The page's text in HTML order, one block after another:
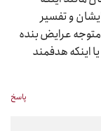
و تفسیر
عرایض بنده
اینکه هدفمند
پاسخ